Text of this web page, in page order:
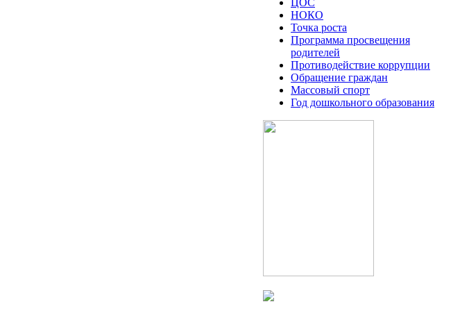
ЦОС
НОКО
Точка роста
Программа просвещения
родителей
Противодействие коррупции
Обращение граждан
Массовый спорт
Год дошкольного образования